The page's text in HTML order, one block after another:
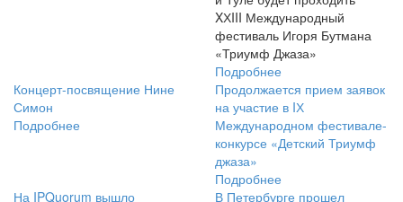
XХIII Международный
фестиваль Игоря Бутмана
«Триумф Джаза»
Подробнее
Концерт-посвящение Нине
Симон
Подробнее
Продолжается прием заявок
на участие в IХ
Международном фестивале-
конкурсе «Детский Триумф
джаза»
Подробнее
На IPQuorum вышло
В Петербурге прошел